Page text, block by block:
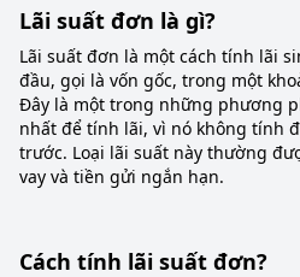
Lãi suất đơn là gì?
Lãi suất đơn là một cách tính lãi
đầu, gọi là vốn gốc, trong một
Đây là một trong những phương
nhất để tính lãi, vì nó không tính
trước. Loại lãi suất này thường
vay và tiền gửi ngắn hạn.
Cách tính lãi suất đơn?